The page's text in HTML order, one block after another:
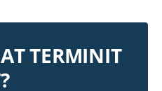
TERMINIT